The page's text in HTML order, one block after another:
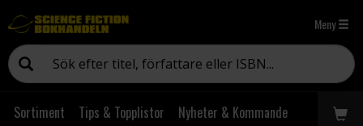
Meny
Sortiment Tips & Topplistor
Nyheter & Kommande